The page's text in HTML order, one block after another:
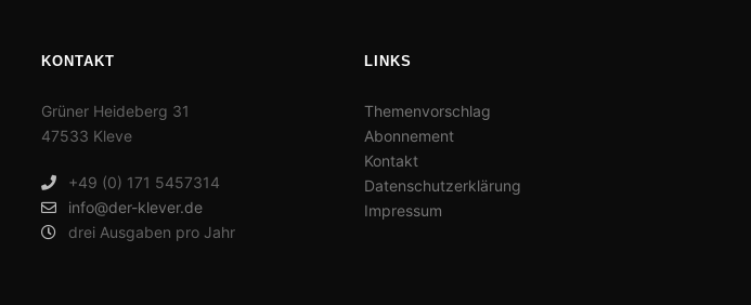
KONTAKT
Grüner Heideberg 31
47533 Kleve
+49 (0) 171 5457314
info@der-klever.de
drei Ausgaben pro Jahr
LINKS
Themenvorschlag
Abonnement
Kontakt
Datenschutzerklärung
Impressum